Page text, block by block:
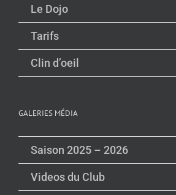
Le Dojo
Tarifs
Clin d’oeil
GALERIES MÉDIA
Saison 2025 – 2026
Videos du Club